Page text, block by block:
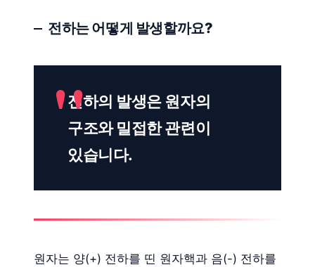
전하는 어떻게 발생할까요?
전하의 발생은 원자의
구조와 밀접한 관련이
있습니다.
원자는 양(+) 전하를 띤 원자핵과 음(-) 전하를